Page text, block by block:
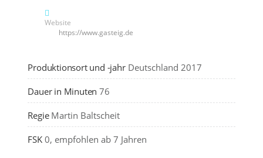
Website
https://www.gasteig.de
Produktionsort und -jahr Deutschland 2017
Dauer in Minuten 76
Regie Martin Baltscheit
FSK 0, empfohlen ab 7 Jahren